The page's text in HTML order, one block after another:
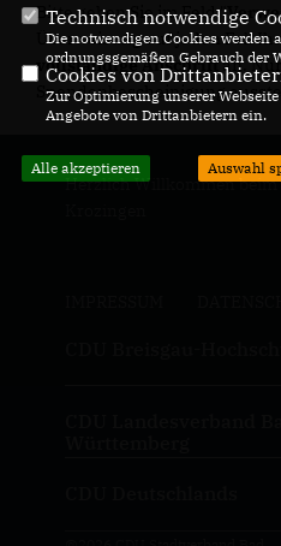
Bitte geben Sie im Feld "
Überweisung auf jeden Fall
vollständige Anschriftan.
Spendenbescheinigung
Herzlich Willkommen beim
Technisch notwendige
Die notwendigen Cookies werden
ordnungsgemäßen Gebrauch der
Cookies von
Zur Optimierung unserer
Angebote von Drittanbietern ein.
Alle akzeptieren Auswahl